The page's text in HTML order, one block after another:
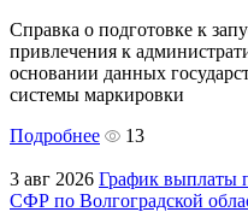
Справка о подготовке к
привлечения к
основании данных
системы маркировки
Подробнее
13
3 авг 2026 График выплаты
СФР по Волгоградской